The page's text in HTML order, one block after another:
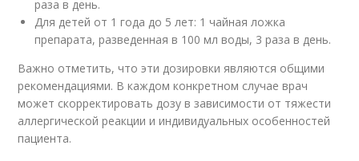
раза в день.
Для детей от 1 года до 5 лет: 1 чайная ложка
препарата, разведенная в 100 мл воды, 3 раза в день.
Важно отметить, что эти дозировки являются общими
рекомендациями. В каждом конкретном случае врач
может скорректировать дозу в зависимости от тяжести
аллергической реакции и индивидуальных особенностей
пациента.